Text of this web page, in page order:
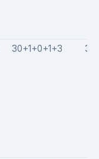
30+1+0+1+3